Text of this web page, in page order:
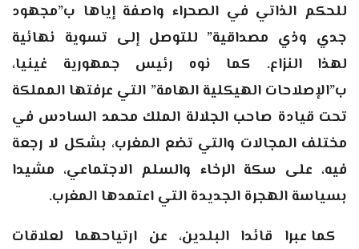
للحكم الذاتي في الصحراء واصفة إياها ب”مجهود
جدي وذي مصداقية” للتوصل إلى تسوية نهائية
لهذا النزاع. كما نوه رئيس جمهورية غينيا،
ب”الإصلاحات الهيكلية الهامة” التي عرفتها المملكة
تحت قيادة صاحب الجلالة الملك محمد السادس في
مختلف المجالات والتي تضع المغرب، بشكل لا رجعة
فيه، على سكة الرخاء والسلم الاجتماعي، مشيدا
بسياسة الهجرة الجديدة التي اعتمدها المغرب.
كما عبرا قائدا البلدين، عن ارتياحهما لعلاقات